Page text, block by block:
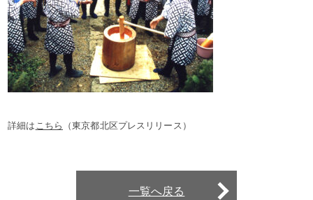
詳細は こちら （東京都北区プレスリリース）
一覧へ戻る